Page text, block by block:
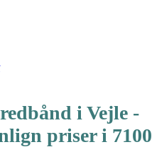
i Vejle -
priser i 7100